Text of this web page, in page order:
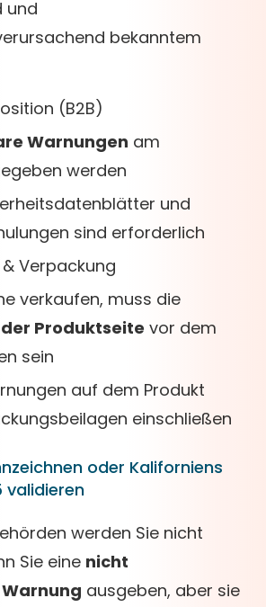
und
bekanntem
(B2B)
Warnungen am
werden
und
sind erforderlich
Verpackung
verkaufen, muss die
Produktseite vor dem
sein
auf dem Produkt
einschließen
oder Kaliforniens
validieren
werden Sie nicht
Sie eine nicht
ausgeben, aber sie